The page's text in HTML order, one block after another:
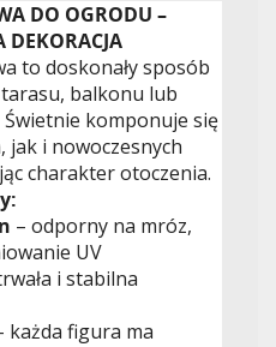
DO OGRODU –
DEKORACJA
to doskonały sposób
balkonu lub
komponuje się
jak i nowoczesnych
charakter otoczenia.
– odporny na mróz,
UV
i stabilna
każda figura ma